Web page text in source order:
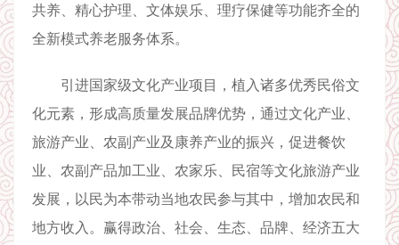
共养、精心护理、文体娱乐、理疗保健等功能齐全的
全新模式养老服务体系。
引进国家级文化产业项目，植入诸多优秀民俗文
化元素，形成高质量发展品牌优势，通过文化产业、
旅游产业、农副产业及康养产业的振兴，促进餐饮
业、农副产品加工业、农家乐、民宿等文化旅游产业
发展，以民为本带动当地农民参与其中，增加农民和
地方收入。赢得政治、社会、生态、品牌、经济五大